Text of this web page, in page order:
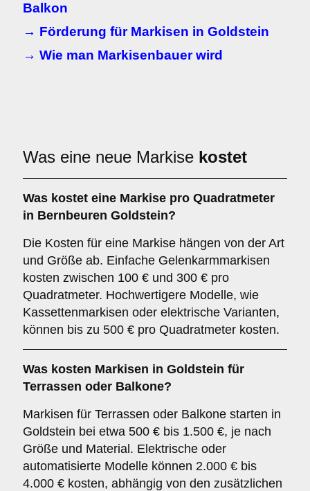
Balkon
→ Förderung für Markisen in Goldstein
→ Wie man Markisenbauer wird
Was eine neue Markise kostet
Was kostet eine Markise pro Quadratmeter
in Bernbeuren Goldstein?
Die Kosten für eine Markise hängen von der Art
und Größe ab. Einfache Gelenkarmmarkisen
kosten zwischen 100 € und 300 € pro
Quadratmeter. Hochwertigere Modelle, wie
Kassettenmarkisen oder elektrische Varianten,
können bis zu 500 € pro Quadratmeter kosten.
Was kosten Markisen in Goldstein für
Terrassen oder Balkone?
Markisen für Terrassen oder Balkone starten in
Goldstein bei etwa 500 € bis 1.500 €, je nach
Größe und Material. Elektrische oder
automatisierte Modelle können 2.000 € bis
4.000 € kosten, abhängig von den zusätzlichen